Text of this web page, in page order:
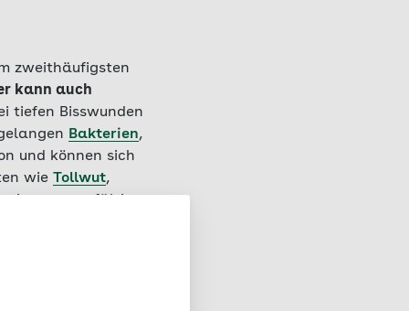
zweithäufigsten
kann auch
tiefen Bisswunden
Bakterien,
und können sich
wie Tollwut,